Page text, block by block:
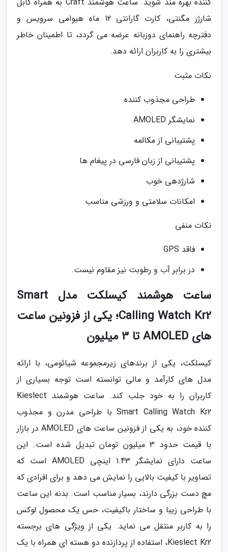
شارژر مگنتی، کارت گارانتی 12 ماه هیوامی سرویس و
دفترچه راهنمای دوزبانه عرضه می گردد، تا اطمینان خاطر
بیشتری را به کاربران ارائه دهد.
نکات مثبت
طراحی مجذوب کننده
نمایشگر AMOLED
پشتیبانی از مکالمه
پشتیبانی از زبان فارسی در پیغام ها
شارژدهی خوب
امکانات سلامتی و ورزشی مناسب
نکات منفی
فاقد GPS
در برابر آب و رطوبت نیز مقاوم نیست.
ساعت هوشمند کیسلکت مدل Smart
Calling Watch Kr2؛ یکی از فزونین ساعت
های AMOLED تا 3 میلیون
کیسلکت، یکی از برندهای زیرمجموعه شیائومی، با ارائه
مدل های کارآمد و مالی توانسته است توجه بسیاری از
کاربران را به خود جلب کند. ساعت هوشمند Kieslect
Smart Calling Watch Kr2 با طراحی مدرن و مجذوب
کننده خود، به یکی از فزونین ساعت های AMOLED در بازار
با قیمت حدود 3 میلیون تومان تبدیل شده است. این
ساعت دارای نمایشگر 1.43 اینچی AMOLED است که
تصاویر با کیفیت بالایی را نمایش می دهد و برای افرادی که
مچ دست بزرگی دارند، بسیار مناسب است. بدنه این ساعت
با طراحی زیبا و ساختار باکیفیت، حس یک محصول لوکس
را به کاربر منتقل می نماید. یکی از ویژگی های برجسته
Kieslect Kr2، استفاده از پردازنده دو هسته ای همراه با یک